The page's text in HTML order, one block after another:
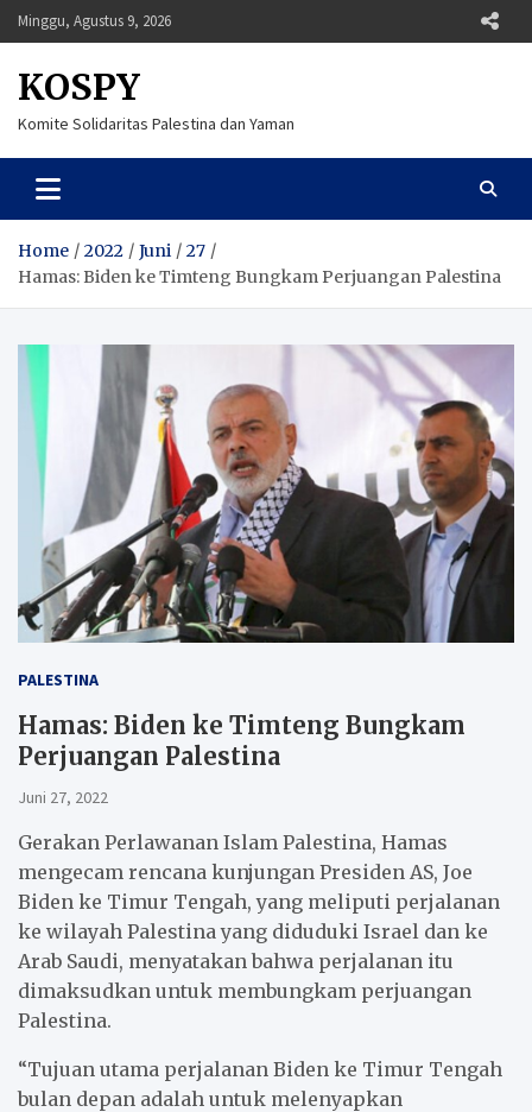
Skip
to
Minggu, Agustus 9, 2026
KOSPY
Komite Solidaritas Palestina dan Yaman
Home 2022 Juni
27
Hamas: Biden ke Timteng Bungkam Perjuangan Palestina
PALESTINA
Hamas: Biden ke Timteng Bungkam
Perjuangan Palestina
Juni 27, 2022
Gerakan Perlawanan Islam Palestina, Hamas
mengecam rencana kunjungan Presiden AS, Joe
Biden ke Timur Tengah, yang meliputi perjalanan
ke wilayah Palestina yang diduduki Israel dan ke
Arab Saudi, menyatakan bahwa perjalanan itu
dimaksudkan untuk membungkam perjuangan
Palestina.
“Tujuan utama perjalanan Biden ke Timur Tengah
bulan depan adalah untuk melenyapkan